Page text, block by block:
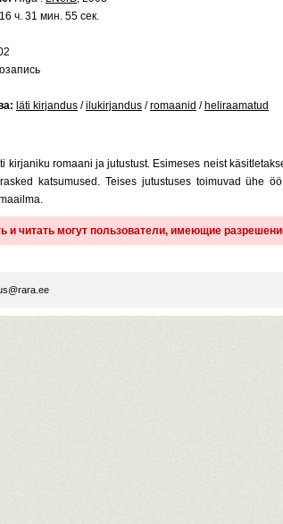
16 ч. 31 мин. 55 сек.
läti kirjandus /ilukirjandus /romaanid / heliraamatud
kirjaniku romaani ja jutustust. Esimeses neist
katsumused. Teises jutustuses toimuvad ühe
и читать могут пользователи, имеющие